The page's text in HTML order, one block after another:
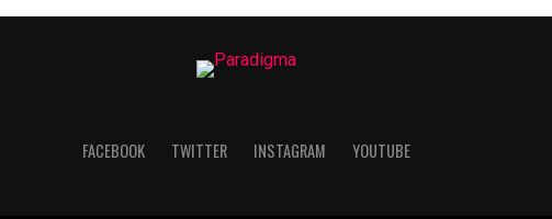
FACEBOOK TWITTER INSTAGRAM YOUTUBE